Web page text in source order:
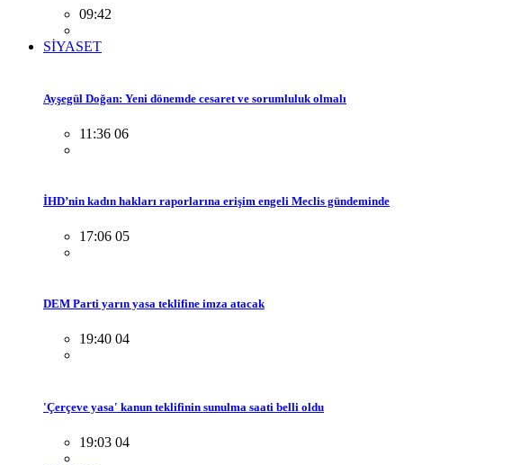
09:42
SİYASET
Ayşegül Doğan: Yeni dönemde cesaret ve sorumluluk olmalı
11:36 06
İHD’nin kadın hakları raporlarına erişim engeli Meclis gündeminde
17:06 05
DEM Parti yarın yasa teklifine imza atacak
19:40 04
'Çerçeve yasa' kanun teklifinin sunulma saati belli oldu
19:03 04